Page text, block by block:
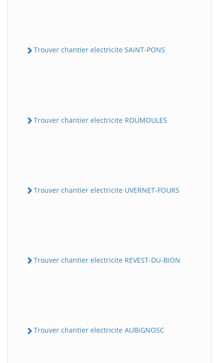
Trouver chantier electricite SAiNT-PONS
Trouver chantier electricite ROUMOULES
Trouver chantier electricite UVERNET-FOURS
Trouver chantier electricite REVEST-DU-BiON
Trouver chantier electricite AUBiGNOSC